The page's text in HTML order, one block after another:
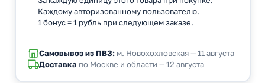
Каждому авторизованному пользователю.
1 бонус = 1 рубль при следующем заказе.
Самовывоз из ПВЗ:м. Новохохловская — 11 августа
Доставка по Москве и области — 12 августа